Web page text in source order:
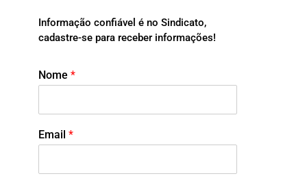
Informação confiável é no Sindicato,
cadastre-se para receber informações!
Nome *
Email *